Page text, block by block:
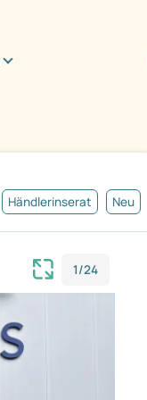
Händlerinserat Neu
1/24